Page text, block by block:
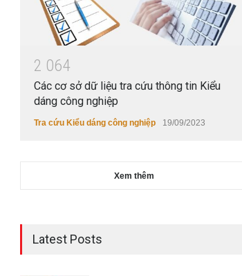
2 064
Các cơ sở dữ liệu tra cứu thông tin Kiểu
dáng công nghiệp
Tra cứu Kiểu dáng công nghiệp 19/09/2023
Xem thêm
Latest Posts